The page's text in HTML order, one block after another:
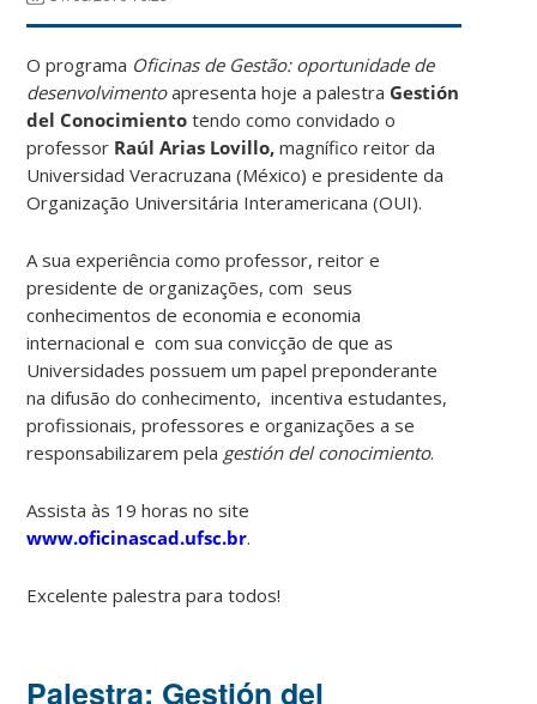
O programa Oficinas de Gestão: oportunidade de
desenvolvimentoapresenta hoje a palestra Gestión
del Conocimiento tendo como convidado o
professor Raúl Arias Lovillo, magnífico reitor da
Universidad Veracruzana (México) e presidente da
Organização Universitária Interamericana (OUI).
A sua experiência como professor, reitor e
presidente de organizações, com seus
conhecimentos de economia e economia
internacional e com sua convicção de que as
Universidades possuem um papel preponderante
na difusão do conhecimento, incentiva estudantes,
profissionais, professores e organizações a se
responsabilizarem pela gestión del conocimiento.
Assista às 19 horas no site
www.oficinascad.ufsc.br.
Excelente palestra para todos!
Palestra: Gestión del